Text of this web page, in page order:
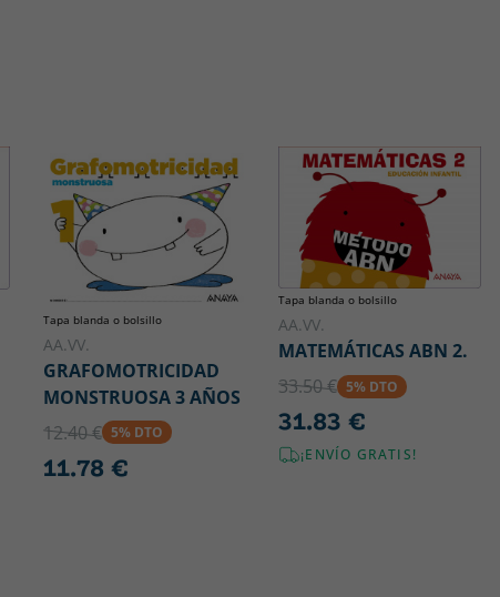
Tapa blanda o bolsillo
AA.VV.
GRAFOMOTRICIDAD
MONSTRUOSA 3 AÑOS
12.40 € 5% DTO
11.78 €
Tapa blanda o bolsillo
AA.VV.
MATEMÁTICAS ABN 2.
33.50 € 5% DTO
31.83 €
¡ENVÍO GRATIS!